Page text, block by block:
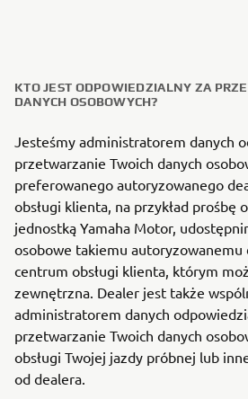
KTO JEST ODPOWIEDZIALNY ZA
DANYCH OSOBOWYCH?
Jesteśmy administratorem danych
przetwarzanie Twoich danych
preferowanego autoryzowanego
obsługi klienta, na przykład prośbę
jednostką Yamaha Motor,
osobowe takiemu autoryzowanemu
centrum obsługi klienta, którym
zewnętrzna. Dealer jest także
administratorem danych
przetwarzanie Twoich danych
obsługi Twojej jazdy próbnej lub
od dealera.